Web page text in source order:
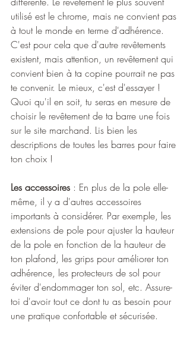
utilisé est le chrome, mais ne convient pas
à tout le monde en terme d'adhérence.
C'est pour cela que d'autre revêtements
existent, mais attention, un revêtement qui
convient bien à ta copine pourrait ne pas
te convenir. Le mieux, c'est d'essayer !
Quoi qu'il en soit, tu seras en mesure de
choisir le revêtement de ta barre une fois
sur le site marchand. Lis bien les
descriptions de toutes les barres pour faire
ton choix !
Les accessoires : En plus de la pole elle-
même, il y a d'autres accessoires
importants à considérer. Par exemple, les
extensions de pole pour ajuster la hauteur
de la pole en fonction de la hauteur de
ton plafond, les grips pour améliorer ton
adhérence, les protecteurs de sol pour
éviter d'endommager ton sol, etc. Assure-
toi d'avoir tout ce dont tu as besoin pour
une pratique confortable et sécurisée.